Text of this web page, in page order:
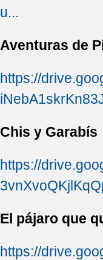
u...
Aventuras de
https://
Chis y Garabís
https://
El pájaro que
https://